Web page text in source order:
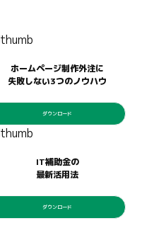
ホームページ制作外注に
失敗しない3つのノウハウ
ダウンロード
IT補助金の
最新活用法
ダウンロード